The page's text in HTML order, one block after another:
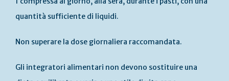
quantità sufficiente di liquidi.
Non superare la dose giornaliera raccomandata.
Gli integratori alimentari non devono sostituire una